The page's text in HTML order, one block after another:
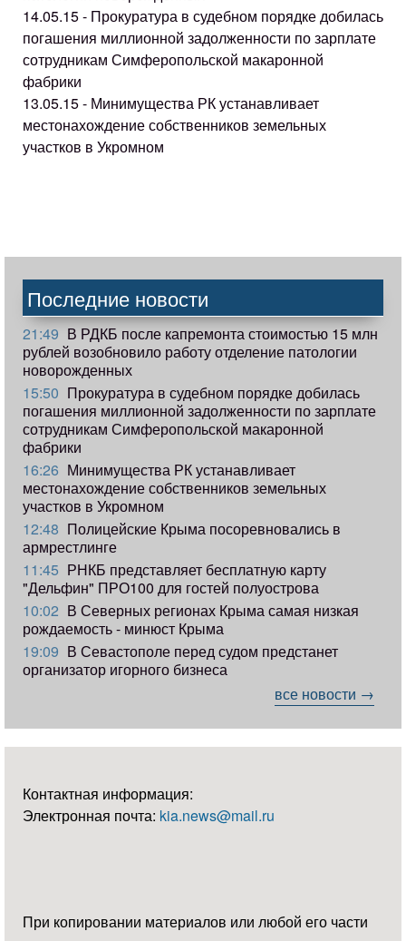
14.05.15 - Прокуратура в судебном порядке добилась
погашения миллионной задолженности по зарплате
сотрудникам Симферопольской макаронной
фабрики
13.05.15 - Минимущества РК устанавливает
местонахождение собственников земельных
участков в Укромном
Последние новости
21:49 В РДКБ после капремонта стоимостью 15 млн
рублей возобновило работу отделение патологии
новорожденных
15:50 Прокуратура в судебном порядке добилась
погашения миллионной задолженности по зарплате
сотрудникам Симферопольской макаронной
фабрики
16:26 Минимущества РК устанавливает
местонахождение собственников земельных
участков в Укромном
12:48 Полицейские Крыма посоревновались в
армрестлинге
11:45 РНКБ представляет бесплатную карту
"Дельфин" ПРО100 для гостей полуострова
10:02 В Северных регионах Крыма самая низкая
рождаемость - минюст Крыма
19:09 В Севастополе перед судом предстанет
организатор игорного бизнеса
все новости →
Контактная информация:
Электронная почта: kia.news@mail.ru
При копировании материалов или любой его части